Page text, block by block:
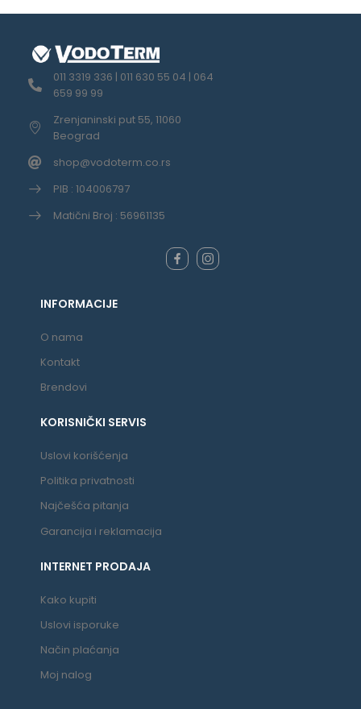
011 3319 336 | 011 630 55 04 | 064
659 99 99
Zrenjaninski put 55, 11060
Beograd
shop@vodoterm.co.rs
PIB : 104006797
Matični Broj : 56961135
INFORMACIJE
O nama
Kontakt
Brendovi
KORISNIČKI SERVIS
Uslovi korišćenja
Politika privatnosti
Najčešća pitanja
Garancija i reklamacija
INTERNET PRODAJA
Kako kupiti
Uslovi isporuke
Način plaćanja
Moj nalog